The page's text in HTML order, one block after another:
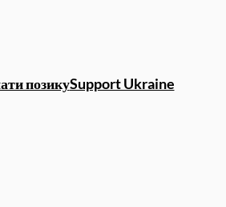
позикуSupport Ukraine